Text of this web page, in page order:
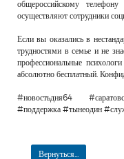
общероссийскому
осуществляют сотрудники
Если вы оказались в
трудностями в семье и не
профессиональные
абсолютно бесплатный.
#новостьдня64
#поддержка #тынеодин
Вернуться...